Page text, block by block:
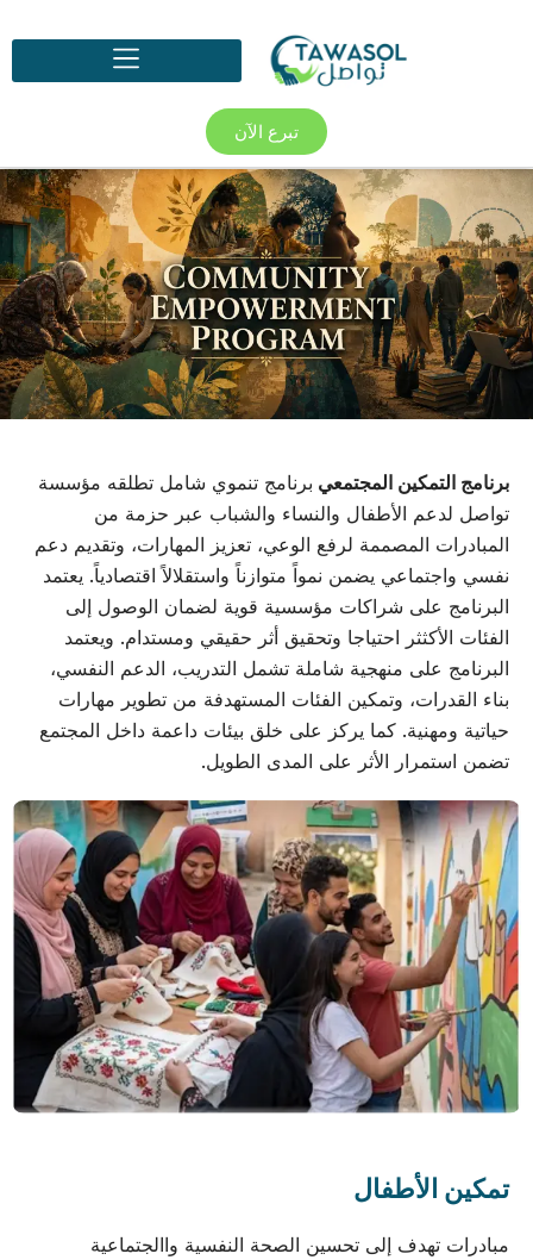
تبرع الآن
برنامج التمكين المجتمعي برنامج تنموي شامل تطلقه مؤسسة
تواصل لدعم الأطفال والنساء والشباب عبر حزمة من
المبادرات المصممة لرفع الوعي، تعزيز المهارات، وتقديم دعم
نفسي واجتماعي يضمن نمواً متوازناً واستقلالاً اقتصادياً. يعتمد
البرنامج على شراكات مؤسسية قوية لضمان الوصول إلى
الفئات الأكثثر احتياجا وتحقيق أثر حقيقي ومستدام. ويعتمد
البرنامج على منهجية شاملة تشمل التدريب، الدعم النفسي،
بناء القدرات، وتمكين الفئات المستهدفة من تطوير مهارات
حياتية ومهنية. كما يركز على خلق بيئات داعمة داخل المجتمع
تضمن استمرار الأثر على المدى الطويل.
تمكين الأطفال
مبادرات تهدف إلى تحسين الصحة النفسية واالجتماعية